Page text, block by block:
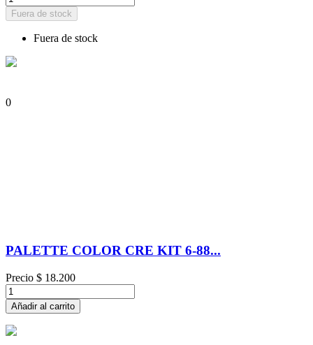
Fuera de stock
Fuera de stock
0
PALETTE COLOR CRE KIT 6-88...
Precio $ 18.200
Añadir al carrito